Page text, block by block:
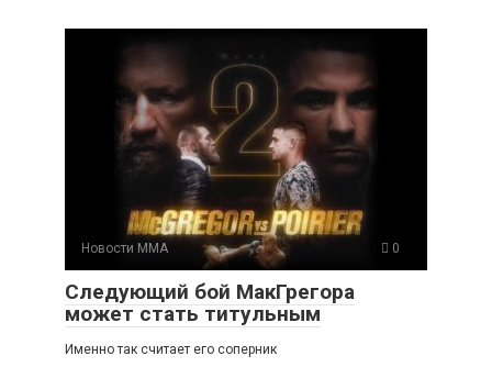
Новости ММА 0
Следующий бой МакГрегора
может стать титульным
Именно так считает его соперник